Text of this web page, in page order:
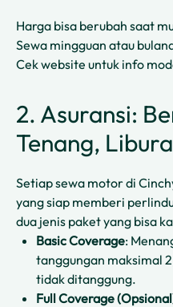
Harga bisa berubah saat
Sewa mingguan atau
Cek website untuk info
2. Asuransi:
Tenang,
Setiap sewa motor di
yang siap memberi
dua jenis paket yang bisa
Basic Coverage:
tanggungan maksimal
tidak ditanggung.
Full Coverage